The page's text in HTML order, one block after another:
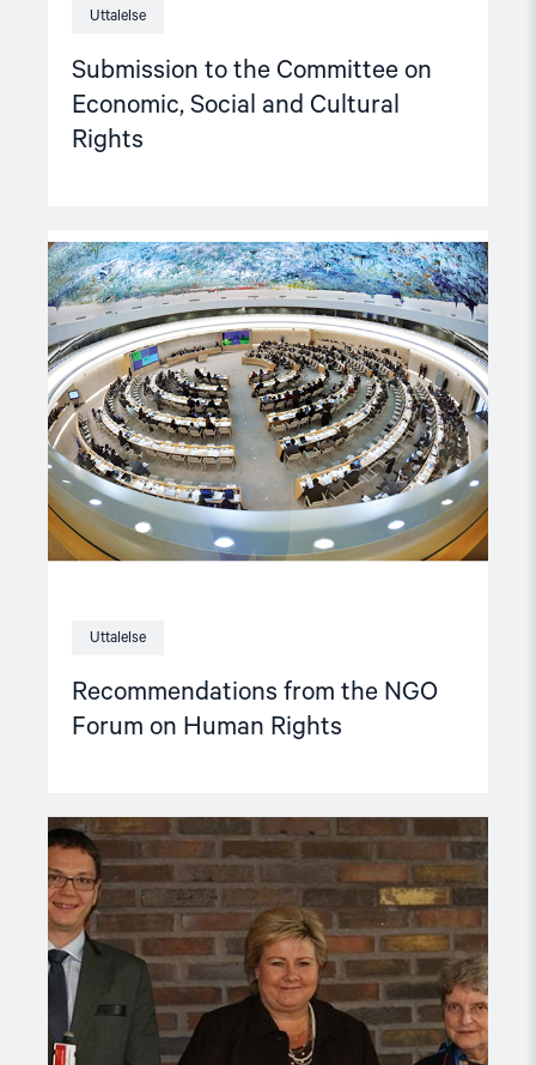
Uttalelse
Submission to the Committee on
Economic, Social and Cultural
Rights
Uttalelse
Recommendations from the NGO
Forum on Human Rights
Read
article
"Recommendations
from
the
NGO
Forum
on
Human
Rights"
Read
"Regjeringen
må
ikke
redusere
støtten
til
menneskerettighetsarbeid"